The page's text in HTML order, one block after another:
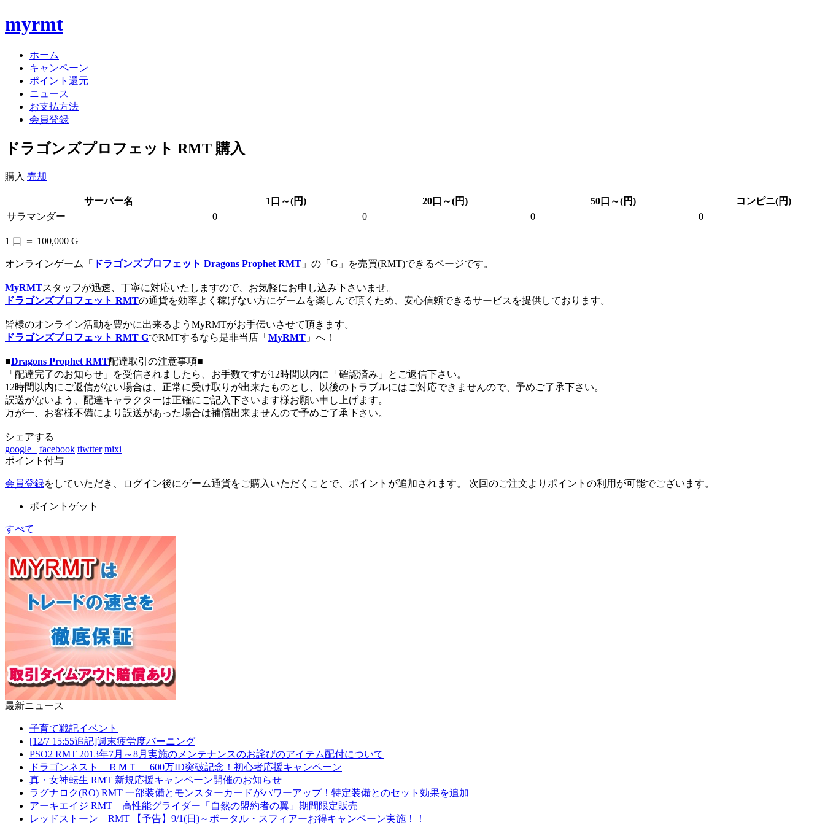
myrmt
ホーム
キャンペーン
ポイント還元
ニュース
お支払方法
会員登録
ドラゴンズプロフェット RMT 購入
購入 売却
サーバー名 1口～(円) 20口～(円) 50口～(円)
コンピニ(円)
サラマンダー
0 0 0 0
1 口 ＝ 100,000 G
オンラインゲーム「 ドラゴンズプロフェット Dragons Prophet RMT 」の「G」を売買(RMT)できるページです。
MyRMTスタッフが迅速、丁寧に対応いたしますので、お気軽にお申し込み下さいませ。
ドラゴンズプロフェット RMTの通貨を効率よく稼げない方にゲームを楽しんで頂くため、安心信頼できるサービスを提供しております。
皆様のオンライン活動を豊かに出来るようMyRMTがお手伝いさせて頂きます。
ドラゴンズプロフェット RMT GでRMTするなら是非当店「 MyRMT 」へ！
■Dragons Prophet RMT配達取引の注意事項■
「配達完了のお知らせ」を受信されましたら、お手数ですが12時間以内に「確認済み」とご返信下さい。
12時間以内にご返信がない場合は、正常に受け取りが出来たものとし、以後のトラブルにはご対応できませんので、予めご了承下さい。
誤送がないよう、配達キャラクターは正確にご記入下さいます様お願い申し上げます。
万が一、お客様不備により誤送があった場合は補償出来ませんので予めご了承下さい。
シェアする
google+ facebook tiwtter mixi
ポイント付与
会員登録をしていただき、ログイン後にゲーム通貨をご購入いただくことで、ポイントが追加されます。 次回のご注文よりポイントの利用が可能でございます。
ポイントゲット
すべて
最新ニュース
子育て戦記イベント
[12/7 15:55追記]週末疲労度バーニング
PSO2 RMT 2013年7月～8月実施のメンテナンスのお詫びのアイテム配付について
ドラゴンネスト ＲＭＴ 600万ID突破記念！初心者応援キャンペーン
真・女神転生 RMT 新規応援キャンペーン開催のお知らせ
ラグナロク(RO) RMT 一部装備とモンスターカードがパワーアップ！特定装備とのセット効果を追加
アーキエイジ RMT 高性能グライダー「自然の盟約者の翼」期間限定販売
レッドストーン RMT 【予告】9/1(日)～ポータル・スフィアーお得キャンペーン実施！！